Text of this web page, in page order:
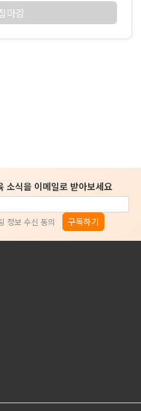
마감
소식을 이메일로 받아보세요
정보 수신 동의 구독하기